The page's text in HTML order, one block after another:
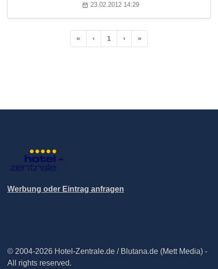
23.02.2012 14:29
« ‹ 1 › »
Werbung oder Eintrag anfragen
© 2004-2026 Hotel-Zentrale.de / Blutana.de (Mett Media) -
All rights reserved.